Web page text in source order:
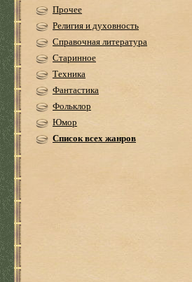
Прочее
Религия и духовность
Справочная литература
Старинное
Техника
Фантастика
Фольклор
Юмор
Список всех жанров